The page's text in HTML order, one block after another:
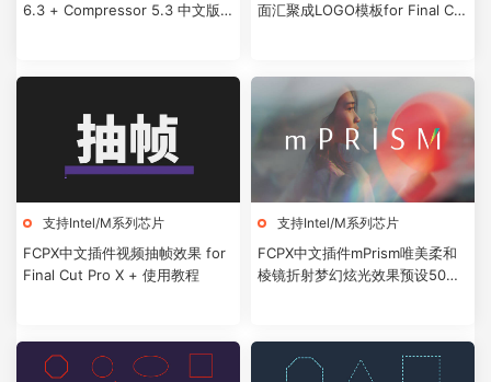
6.3 + Compressor 5.3 中文版/
面汇聚成LOGO模板for Final Cut
支持Intel/M系列芯片
FCPX中文插件视频抽帧效果 for
Final Cut Pro X + 使用教程
支持Intel/M系列芯片
FCPX中文插件mPrism唯美柔和
棱镜折射梦幻炫光效果预设50个